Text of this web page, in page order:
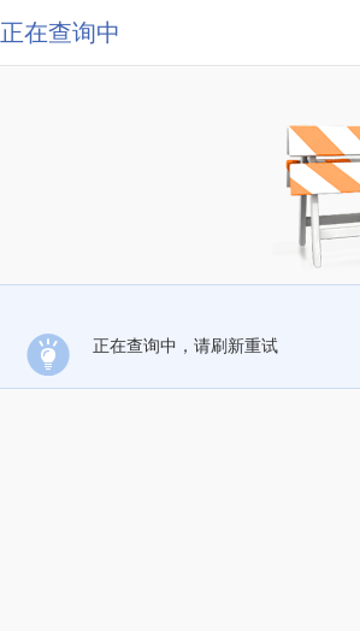
正在查询中
正在查询中，请刷新重试